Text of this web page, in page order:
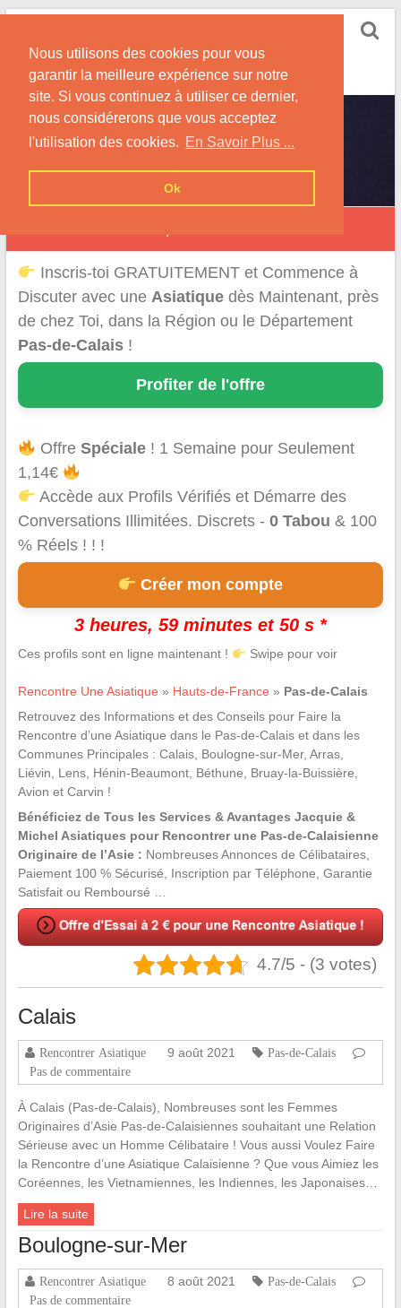
Nous utilisons des cookies pour vous
garantir la meilleure expérience sur notre
site. Si vous continuez à utiliser ce dernier,
nous considérerons que vous acceptez
l'utilisation des cookies. En Savoir Plus ...
Ok
Skip
content
Conseils pour la Rencontre d'une Femme
Originaire d'Asie !
Inscris-toi GRATUITEMENT et Commence à
Discuter avec une Asiatiquedès Maintenant, près
de chez Toi, dans la Région ou le Département
Pas-de-Calais!
Profiter de l'offre
OffreSpéciale ! 1 Semaine pour Seulement
1,14€
Accède aux Profils Vérifiés et Démarre des
Conversations Illimitées. Discrets - 0 Tabou & 100
% Réels ! ! !
Créer mon compte
3 heures, 59 minutes et 49 s *
Ces profils sont en ligne maintenant ! Swipe pour voir
Rencontre Une Asiatique » Hauts-de-France » Pas-de-Calais
Retrouvez des Informations et des Conseils pour Faire la
Rencontre d’une Asiatique dans le Pas-de-Calais et dans les
Communes Principales : Calais, Boulogne-sur-Mer, Arras,
Liévin, Lens, Hénin-Beaumont, Béthune, Bruay-la-Buissière,
Avion et Carvin !
Bénéficiez de Tous les Services & Avantages Jacquie &
Michel Asiatiques pour Rencontrer une Pas-de-Calaisienne
Originaire de l’Asie : Nombreuses Annonces de Célibataires,
Paiement 100 % Sécurisé, Inscription par Téléphone, Garantie
Satisfait ou Remboursé …
4.7/5 - (3 votes)
Calais
Rencontrer Asiatique 9 août 2021
Pas-de-Calais
Pas de commentaire
À Calais (Pas-de-Calais), Nombreuses sont les Femmes
Originaires d’Asie Pas-de-Calaisiennes souhaitant une Relation
Sérieuse avec un Homme Célibataire ! Vous aussi Voulez Faire
la Rencontre d’une Asiatique Calaisienne ? Que vous Aimiez les
Coréennes, les Vietnamiennes, les Indiennes, les Japonaises…
Lire la suite
Boulogne-sur-Mer
Rencontrer Asiatique 8 août 2021
Pas-de-Calais
Pas de commentaire